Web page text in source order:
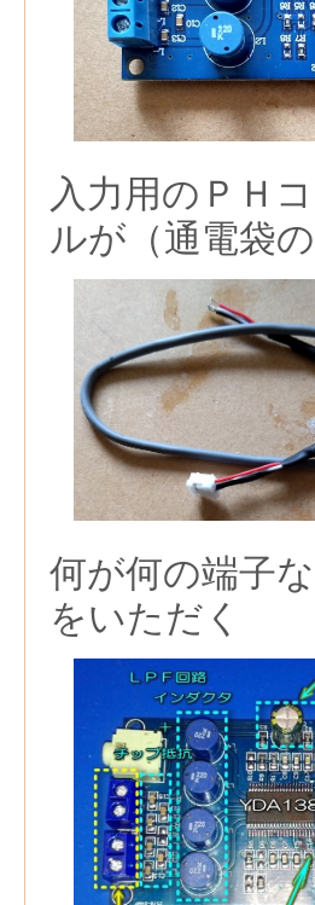
入力用のＰＨ
ルが（通電袋
何が何の端子
をいただく